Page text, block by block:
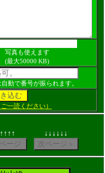
写真も使えます
(最大50000 KB)
動で番号が振られます。
一読ください）
↓↓↓↓↓↓